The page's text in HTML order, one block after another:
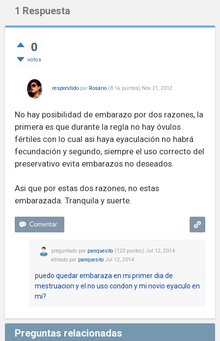
1 Respuesta
0
votos
respondido por Rosario (8.1k puntos) Nov 21, 2012
No hay posibilidad de embarazo por dos razones, la
primera es que durante la regla no hay óvulos
fértiles con lo cual asi haya eyaculación no habrá
fecundación y segundo, siempre el uso correcto del
preservativo evita embarazos no deseados.
Asi que por estas dos razones, no estas
embarazada. Tranquila y suerte.
preguntado por panquesito (120 puntos) Jul 12, 2014
editado por panquesito Jul 12, 2014
puedo quedar embaraza en mi primer dia de
mestruacion y el no uso condon y mi novio eyaculo en
mi?
Preguntas relacionadas